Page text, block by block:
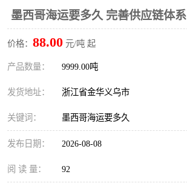
墨西哥海运要多久 完善供应链体系
价格： 88.00 元/吨 起
产品数量： 9999.00吨
发货地址： 浙江省金华义乌市
关键词： 墨西哥海运要多久
发布日期： 2026-08-08
阅 读 量： 92